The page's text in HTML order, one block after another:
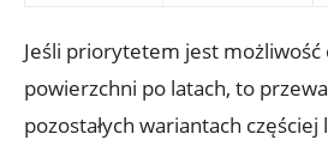
Jeśli priorytetem jest możliwość
powierzchni po latach, to
pozostałych wariantach częściej